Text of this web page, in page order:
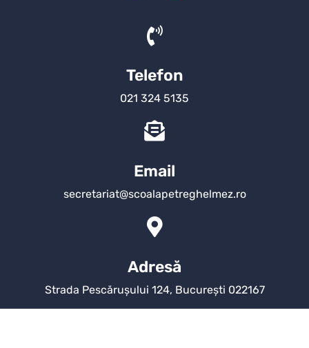
Telefon
021 324 5135
Email
secretariat@scoalapetreghelmez.ro
Adresă
Strada Pescărușului 124, București 022167